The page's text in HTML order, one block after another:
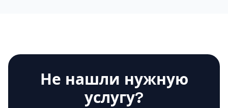
Не нашли нужную
услугу?